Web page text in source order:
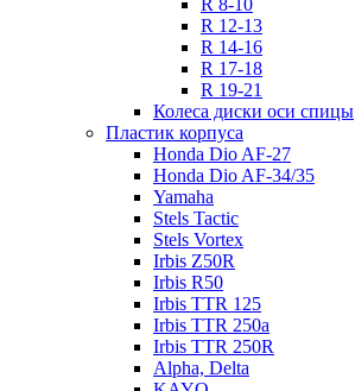
R 8-10
R 12-13
R 14-16
R 17-18
R 19-21
Колеса диски оси спицы
Пластик корпуса
Honda Dio AF-27
Honda Dio AF-34/35
Yamaha
Stels Tactic
Stels Vortex
Irbis Z50R
Irbis R50
Irbis TTR 125
Irbis TTR 250a
Irbis TTR 250R
Alpha, Delta